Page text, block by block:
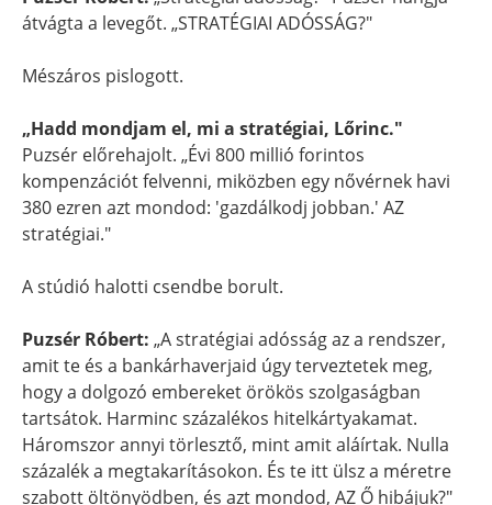
átvágta a levegőt. „STRATÉGIAI ADÓSSÁG?"
Mészáros pislogott.
„Hadd mondjam el, mi a stratégiai, Lőrinc."
Puzsér előrehajolt. „Évi 800 millió forintos
kompenzációt felvenni, miközben egy nővérnek havi
380 ezren azt mondod: 'gazdálkodj jobban.' AZ
stratégiai."
A stúdió halotti csendbe borult.
Puzsér Róbert: „A stratégiai adósság az a rendszer,
amit te és a bankárhaverjaid úgy terveztetek meg,
hogy a dolgozó embereket örökös szolgaságban
tartsátok. Harminc százalékos hitelkártyakamat.
Háromszor annyi törlesztő, mint amit aláírtak. Nulla
százalék a megtakarításokon. És te itt ülsz a méretre
szabott öltönyödben, és azt mondod, AZ Ő hibájuk?"